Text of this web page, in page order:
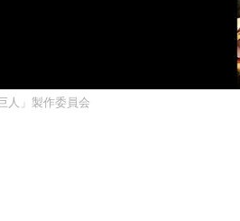
人」製作委員会